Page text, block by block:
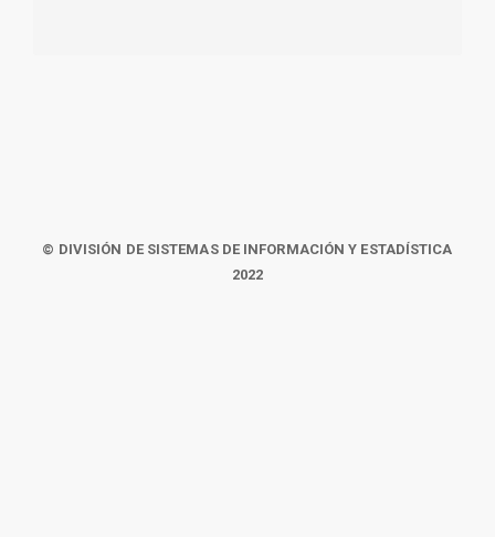
© DIVISIÓN DE SISTEMAS DE INFORMACIÓN Y ESTADÍSTICA
2022